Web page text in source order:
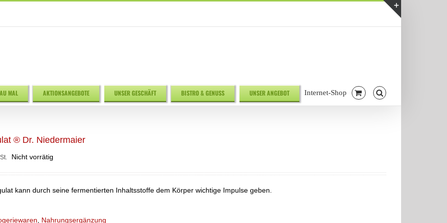
MAL AKTIONSANGEBOTE UNSER GESCHÄFT BISTRO & GENUSS UNSER ANGEBOT Internet-Shop
® Dr. Niedermaier
Nicht vorrätig
kann durch seine fermentierten Inhaltsstoffe dem Körper wichtige Impulse geben.
Nahrungsergänzung